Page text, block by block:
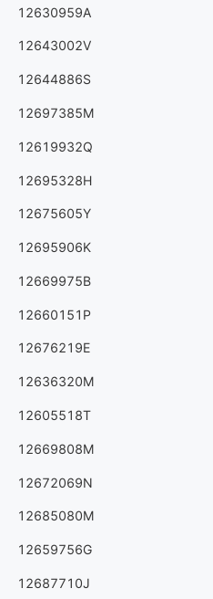
12630959A
12643002V
12644886S
12697385M
12619932Q
12695328H
12675605Y
12695906K
12669975B
12660151P
12676219E
12636320M
12605518T
12669808M
12672069N
12685080M
12659756G
12687710J